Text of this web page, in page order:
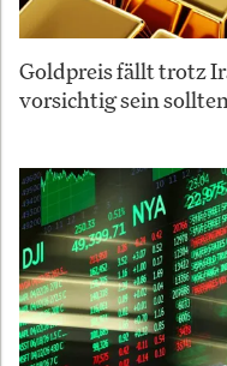
Goldpreis fällt trotz
vorsichtig sein